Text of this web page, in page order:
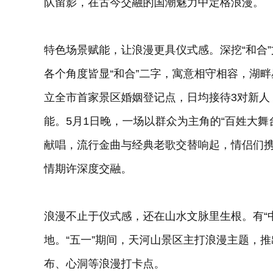
队留影，在古今交融的国潮魅力中定格浪漫。
特色场景赋能，让浪漫更具仪式感。深挖“和合
各个角度皆显“和合”二字，寓意相守相容，湖
立全市首家景区婚姻登记点，日均接待3对新
能。5月1日晚，一场以群众为主角的“百姓大
献唱，流行金曲与经典老歌交替响起，情侣们
情期许深度交融。
浪漫不止于仪式感，还在山水文脉里生根。有
地。“五一”期间，天河山景区主打浪漫主题，
布、心洞等浪漫打卡点。